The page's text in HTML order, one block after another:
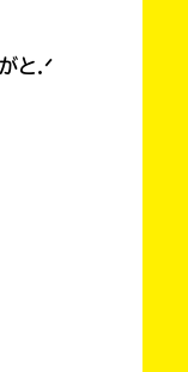
と.ᐟ